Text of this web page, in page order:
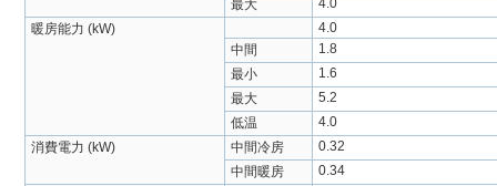
最大
4.0
暖房能力 (kW)
4.0
中間
1.8
最小
1.6
最大
5.2
低温
4.0
消費電力 (kW)
中間冷房
0.32
中間暖房
0.34